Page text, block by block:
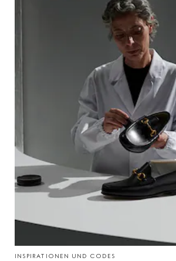
INSPIRATIONEN UND CODES